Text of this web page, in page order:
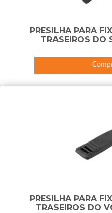
PRESILHA PARA
TRASEIROS DO
PRESILHA PARA
TRASEIROS DO